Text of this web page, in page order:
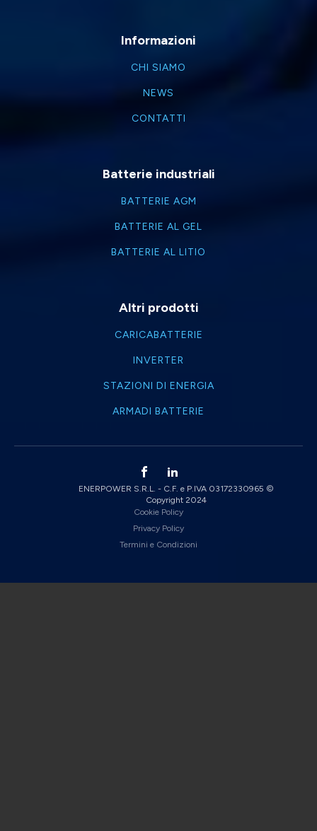
Informazioni
CHI SIAMO
NEWS
CONTATTI
Batterie industriali
BATTERIE AGM
BATTERIE AL GEL
BATTERIE AL LITIO
Altri prodotti
CARICABATTERIE
INVERTER
STAZIONI DI ENERGIA
ARMADI BATTERIE
ENERPOWER S.R.L. - C.F. e P.IVA 03172330965 ©
Copyright 2024
Cookie Policy
Privacy Policy
Termini e Condizioni